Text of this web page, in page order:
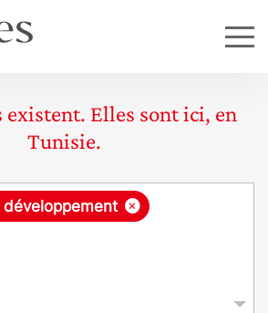
existent. Elles sont ici, en
Tunisie.
×
développement